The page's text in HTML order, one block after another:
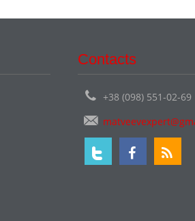
Contacts
+38 (098) 551-02-69